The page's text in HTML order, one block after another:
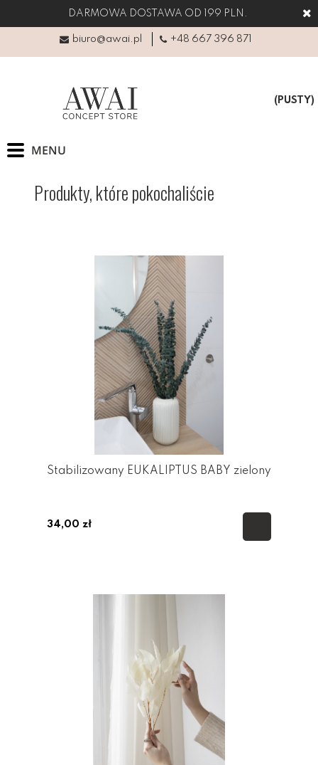
DARMOWA DOSTAWA OD 199 PLN.
biuro@awai.pl +48 667 396 871
(PUSTY)
Produkty, które pokochaliście
Stabilizowany EUKALIPTUS BABY zielony
34,00 zł